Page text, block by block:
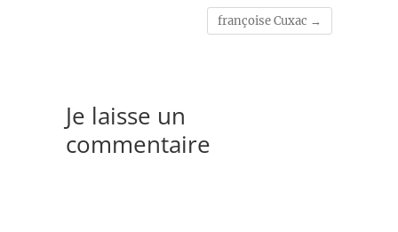
françoise Cuxac →
Je laisse un
commentaire